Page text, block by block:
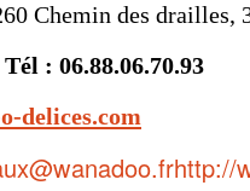
Chemin des drailles,
Tél : 06.88.06.70.93
delices.com
http://